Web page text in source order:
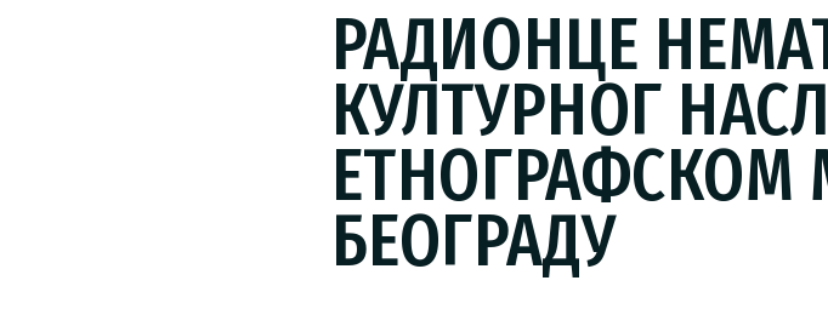
РАДИОНЦЕ
КУЛТУРНОГ
ЕТНОГРАФСКОМ
БЕОГРАДУ